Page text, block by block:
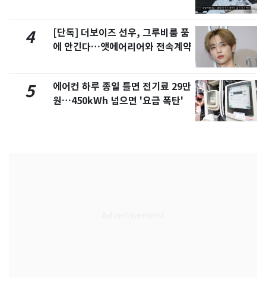
4
[단독] 더보이즈 선우, 그루비룸 품
에 안긴다…앳에어리어와 전속계약
5
에어컨 하루 종일 틀면 전기료 29만
원…450kWh 넘으면 '요금 폭탄'